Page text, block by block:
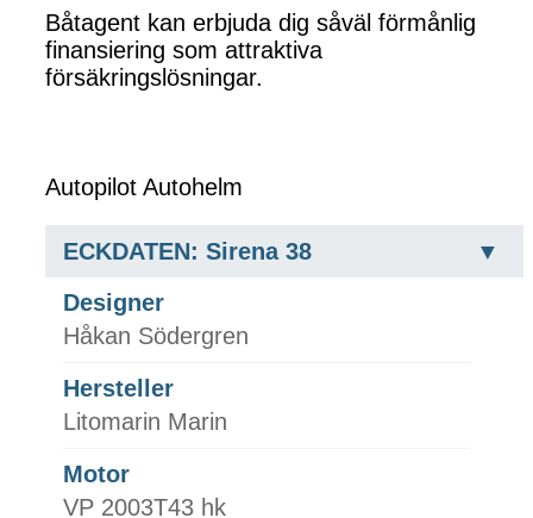
Båtagent kan erbjuda dig såväl förmånlig
finansiering som attraktiva
försäkringslösningar.
Autopilot Autohelm
ECKDATEN: Sirena 38
Designer
Håkan Södergren
Hersteller
Litomarin Marin
Motor
VP 2003T43 hk